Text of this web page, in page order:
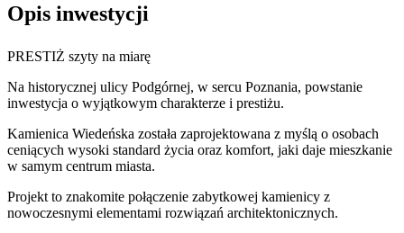
Opis inwestycji
PRESTIŻ szyty na miarę
Na historycznej ulicy Podgórnej, w sercu Poznania, powstanie
inwestycja o wyjątkowym charakterze i prestiżu.
Kamienica Wiedeńska została zaprojektowana z myślą o osobach
ceniących wysoki standard życia oraz komfort, jaki daje mieszkanie
w samym centrum miasta.
Projekt to znakomite połączenie zabytkowej kamienicy z
nowoczesnymi elementami rozwiązań architektonicznych.